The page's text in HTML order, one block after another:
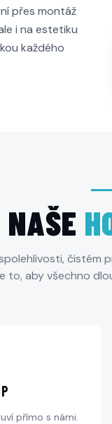
přes montáž
i na estetiku
každého
NAŠE
čistém
to, aby všechno
přímo s námi.